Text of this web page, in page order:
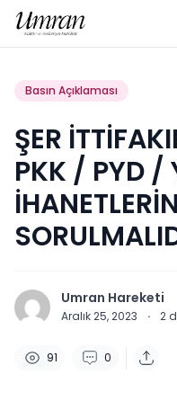
Basın Açıklaması
ŞER
PKK / PYD /
Umran Hareketi
Aralık 25, 2023 · 2
91 0